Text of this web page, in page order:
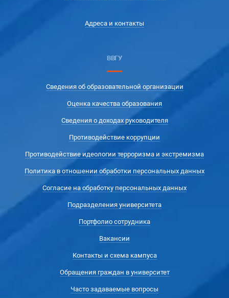
Адреса и контакты
ВВГУ
Сведения об образовательной организации
Оценка качества образования
Сведения о доходах руководителя
Противодействие коррупции
Противодействие идеологии терроризма и экстремизма
Политика в отношении обработки персональных данных
Согласие на обработку персональных данных
Подразделения университета
Портфолио сотрудника
Вакансии
Контакты и схема кампуса
Обращения граждан в университет
Часто задаваемые вопросы